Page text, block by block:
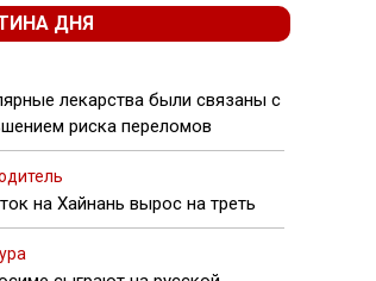
ДНЯ
лекарства были связаны с
риска переломов
на Хайнань вырос на треть